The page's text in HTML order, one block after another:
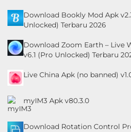
Download Bookly Mod Apk
Unlocked) Terbaru 2026
Download Zoom Earth – Live
v6.1 (Pro Unlocked) Terbaru
Live China Apk (no banned)
myIM3 Apk v80.3.0
Download Rotation Control